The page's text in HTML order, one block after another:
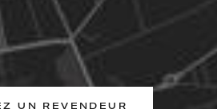
UN REVENDEUR